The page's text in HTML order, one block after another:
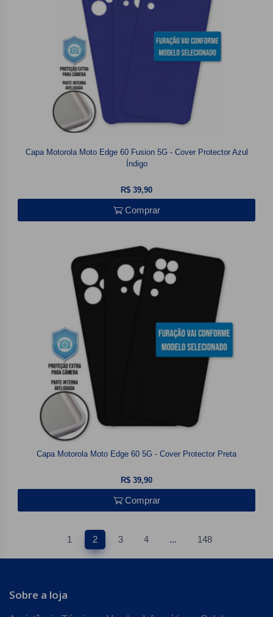
Capa Motorola Moto Edge 60 Fusion 5G - Cover Protector Azul
Índigo
R$ 39,90
Comprar
Capa Motorola Moto Edge 60 5G - Cover Protector Preta
R$ 39,90
Comprar
1 2 3 4 ... 148
Sobre a loja